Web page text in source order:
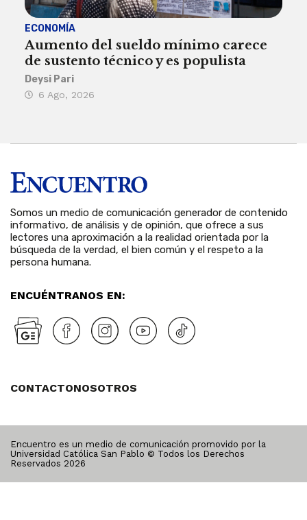
ECONOMÍA
Aumento del sueldo mínimo carece
de sustento técnico y es populista
Deysi Pari
6 Ago, 2026
Somos un medio de comunicación generador de contenido
informativo, de análisis y de opinión, que ofrece a sus
lectores una aproximación a la realidad orientada por la
búsqueda de la verdad, el bien común y el respeto a la
persona humana.
ENCUÉNTRANOS EN:
CONTACTONOSOTROS
Encuentro es un medio de comunicación promovido por la
Universidad Católica San Pablo © Todos los Derechos
Reservados 2026